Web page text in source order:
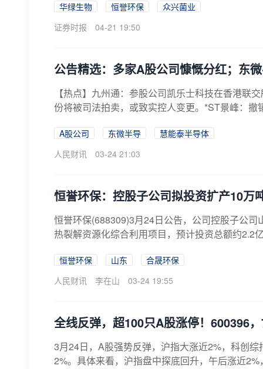
华绿生物 恒誉环保
众兴菌业
证券时报
04-21 19:50
公告精选：多家A股公司慷慨分红；东
【热点】九州通：参股公司凯乐士科技在香港联
份将被司法拍卖，或致实控人变更。*ST景峰：
A股公司 东微半导
慧能泰半导体
人民财讯
03-24 21:03
恒誉环保：控股子公司拟投资扩产10万
恒誉环保(688309)3月24日公告，公司控股子公司
热裂解资源化综合利用项目，预计投资总额约2.2
恒誉环保 山东
合晟环保
人民财讯
李在山 03-24 19:55
全线反弹，超100只A股涨停！600396
3月24日，A股强势反弹，沪指大涨近2%，科创
2%。具体来看，沪指盘中探底回升，午后涨近